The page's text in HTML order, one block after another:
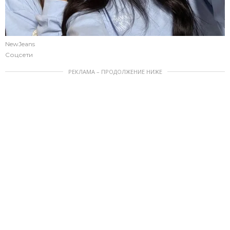
NewJeans
Соцсети
РЕКЛАМА – ПРОДОЛЖЕНИЕ НИЖЕ